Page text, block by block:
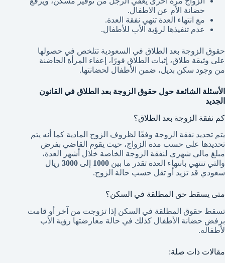
حضانة الأم عن الاطفال.
مع انتهاء العدة تنهي نفقة العدة.
عدم تنفيذها لرؤية الأب للأطفال.
حقوق الزوجة بعد الطلاق في السعودية تتلخص في حصولها
على وثيقة طلاق، إثبات الطلاق فورًا، إعفاء المرأة الحاضنة
من وجود سكن بديل، ضمن الأطفال لحضانتها.
الأسئلة الشائعة حول حقوق الزوجة بعد الطلاق في القانون
الجديد
كم نفقة الزوجة بعد الطلاق؟
يتم تحديد نفقة الزوجة وفقًا لظروف الزوج المادية كما أنه يتم
تحديدها على حسب مدة الزواج، حيث يقوم القاضي بفرض
مبلغ مالي شهري لنفقة الزوجة الخاصة خلال أشهر العدة،
والتي تنتهي بانتهاء العدة تقدر ما بين 1000 إلى 3000 ريال
سعودي قد تزيد أو تقل حسب حالة الزوج.
متى يسقط حق المطلقة في السكن؟
تسقط حقوق المطلقة في السكن إذا تزوجت من آخر أو قامت
برفض حضانة الأطفال كذلك في حالة معارضتها رؤية الأب
لأطفاله.
مقالات ذات صلة: